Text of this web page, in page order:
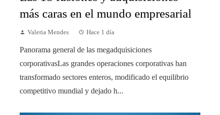
más caras en el mundo empresarial
Valeria Mendes Hace 1 día
Panorama general de las megadquisiciones
corporativasLas grandes operaciones corporativas han
transformado sectores enteros, modificado el equilibrio
competitivo mundial y dejado h...